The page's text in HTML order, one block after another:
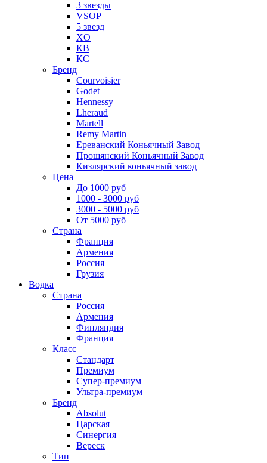
3 звезды
VSOP
5 звезд
XO
КВ
КС
Бренд
Courvoisier
Godet
Hennessy
Lheraud
Martell
Remy Martin
Ереванский Коньячный Завод
Прошянский Коньячный Завод
Кизлярский коньячный завод
Цена
До 1000 руб
1000 - 3000 руб
3000 - 5000 руб
От 5000 руб
Страна
Франция
Армения
Россия
Грузия
Водка
Страна
Россия
Армения
Финляндия
Франция
Класс
Стандарт
Премиум
Супер-премиум
Ультра-премиум
Бренд
Absolut
Царская
Синергия
Вереск
Тип